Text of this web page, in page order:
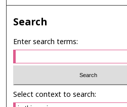
Search
Enter search terms:
Select context to search: